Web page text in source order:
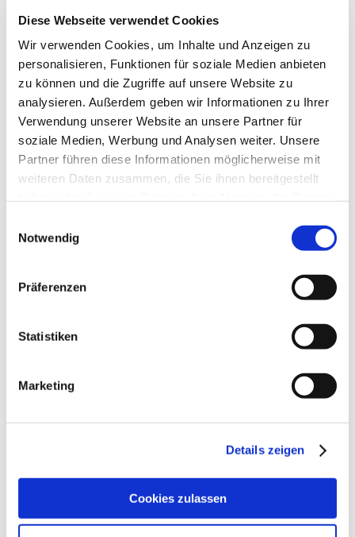
Diese Webseite verwendet Cookies
Wir verwenden Cookies, um Inhalte und Anzeigen zu
personalisieren, Funktionen für soziale Medien anbieten
zu können und die Zugriffe auf unsere Website zu
analysieren. Außerdem geben wir Informationen zu Ihrer
Verwendung unserer Website an unsere Partner für
soziale Medien, Werbung und Analysen weiter. Unsere
Partner führen diese Informationen möglicherweise mit
weiteren Daten zusammen, die Sie ihnen bereitgestellt
Notwendig
Präferenzen
Statistiken
Marketing
Details zeigen
Cookies zulassen
Dezember 2025
November 2025
Oktober 2025
September 2025
August 2025
Juli 2025
April 2025
Februar 2025
Dezember 2024
November 2024
September 2024